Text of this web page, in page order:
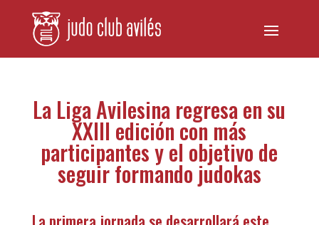
La Liga Avilesina regresa en su
XXIII edición con más
participantes y el objetivo de
seguir formando judokas